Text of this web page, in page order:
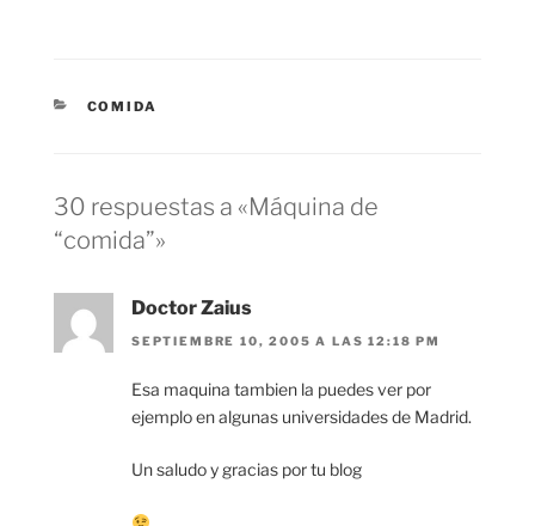
CATEGORÍAS
COMIDA
30 respuestas a «Máquina de
“comida”»
Doctor Zaius
SEPTIEMBRE 10, 2005 A LAS 12:18 PM
Esa maquina tambien la puedes ver por
ejemplo en algunas universidades de Madrid.
Un saludo y gracias por tu blog